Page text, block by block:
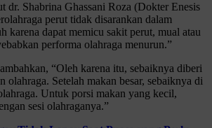
dr. Shabrina Ghassani Roza (Dokter Enesis
perut tidak disarankan dalam
karena dapat memicu sakit perut, mual atau
performa olahraga menurun.”
“Oleh karena itu, sebaiknya diberi
olahraga. Setelah makan besar, sebaiknya di
Untuk porsi makan yang kecil,
sesi olahraganya.”